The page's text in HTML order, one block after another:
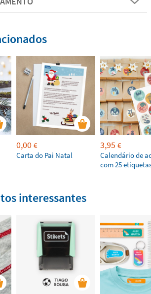
0,00 €
Carta do Pai Natal
3,95 €
Calendário de
com 25
interessantes